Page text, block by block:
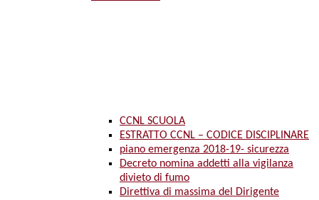
CCNL SCUOLA
ESTRATTO CCNL – CODICE DISCIPLINARE
piano emergenza 2018-19- sicurezza
Decreto nomina addetti alla vigilanza
divieto di fumo
Direttiva di massima del Dirigente